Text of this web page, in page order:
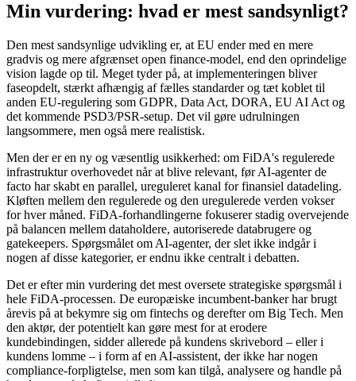
Min vurdering: hvad er mest sandsynligt?
Den mest sandsynlige udvikling er, at EU ender med en mere
gradvis og mere afgrænset open finance-model, end den oprindelige
vision lagde op til. Meget tyder på, at implementeringen bliver
faseopdelt, stærkt afhængig af fælles standarder og tæt koblet til
anden EU-regulering som GDPR, Data Act, DORA, EU AI Act og
det kommende PSD3/PSR-setup. Det vil gøre udrulningen
langsommere, men også mere realistisk.
Men der er en ny og væsentlig usikkerhed: om FiDA's regulerede
infrastruktur overhovedet når at blive relevant, før AI-agenter de
facto har skabt en parallel, ureguleret kanal for finansiel datadeling.
Kløften mellem den regulerede og den uregulerede verden vokser
for hver måned. FiDA-forhandlingerne fokuserer stadig overvejende
på balancen mellem dataholdere, autoriserede databrugere og
gatekeepers. Spørgsmålet om AI-agenter, der slet ikke indgår i
nogen af disse kategorier, er endnu ikke centralt i debatten.
Det er efter min vurdering det mest oversete strategiske spørgsmål i
hele FiDA-processen. De europæiske incumbent-banker har brugt
årevis på at bekymre sig om fintechs og derefter om Big Tech. Men
den aktør, der potentielt kan gøre mest for at erodere
kundebindingen, sidder allerede på kundens skrivebord – eller i
kundens lomme – i form af en AI-assistent, der ikke har nogen
compliance-forpligtelse, men som kan tilgå, analysere og handle på